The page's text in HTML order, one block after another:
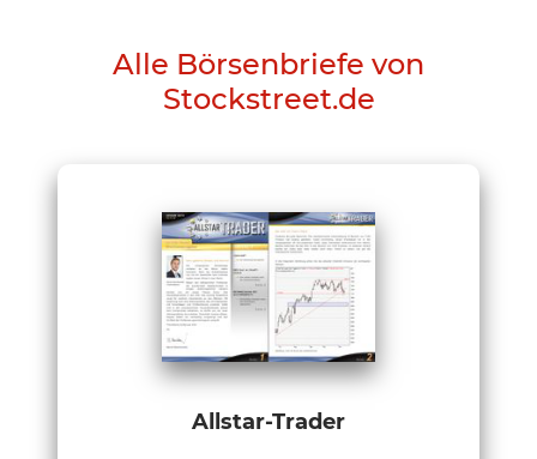
Alle Börsenbriefe von
Stockstreet.de
Allstar-Trader